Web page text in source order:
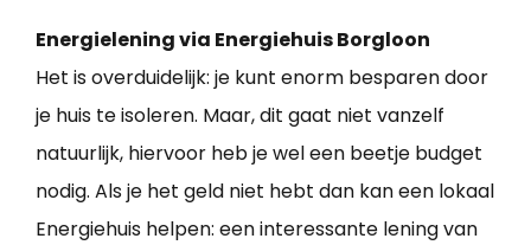
Energielening via Energiehuis Borgloon
Het is overduidelijk: je kunt enorm besparen door
je huis te isoleren. Maar, dit gaat niet vanzelf
natuurlijk, hiervoor heb je wel een beetje budget
nodig. Als je het geld niet hebt dan kan een lokaal
Energiehuis helpen: een interessante lening van